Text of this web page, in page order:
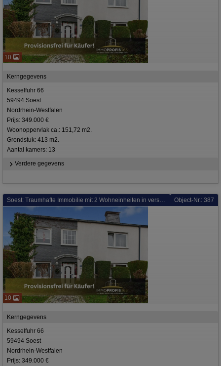
10
Kerngegevens
Kesselfuhr 66
59494 Soest
Nordrhein-Westfalen
Prijs: 349.000 €
Woonoppervlak ca.: 151,72 m2.
Grondstuk: 413 m2.
Aantal kamers: 13
Verdere gegevens
Soest: Traumhafte Immobilie mit 2 Wohneinheiten in versteckter und ruhiger Lage von Soest sucht Sie Object-Nr.: 387
10
Kerngegevens
Kesselfuhr 66
59494 Soest
Nordrhein-Westfalen
Prijs: 349.000 €